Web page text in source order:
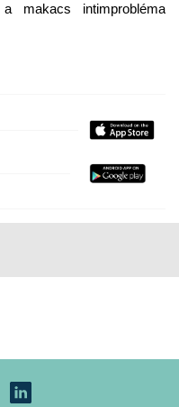
makacs intimprobléma